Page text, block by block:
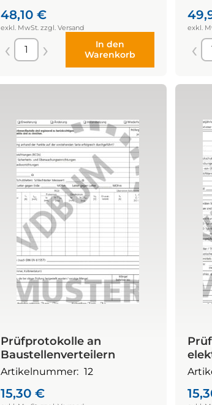
48,10 €
In den
Warenkorb
Prüfprotokolle an
Baustellenverteilern
Artikelnummer: 12
15,30 €